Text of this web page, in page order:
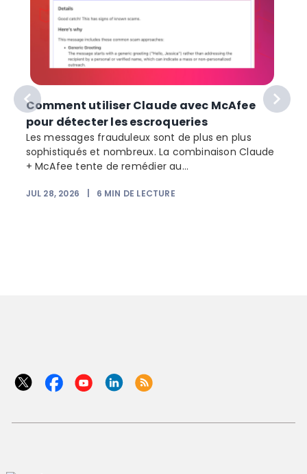
Comment utiliser Claude avec McAfee
pour détecter les escroqueries
Les messages frauduleux sont de plus en plus
sophistiqués et nombreux. La combinaison Claude
+ McAfee tente de remédier au...
JUL 28, 2026 6 MIN DE LECTURE